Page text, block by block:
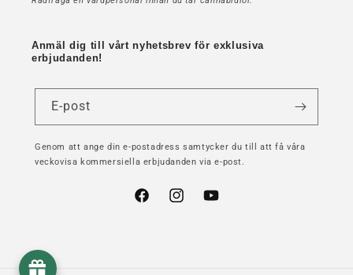
Anmäl dig till vårt nyhetsbrev för exklusiva
erbjudanden!
E-post
Genom att ange din e-postadress samtycker du till att få våra
veckovisa kommersiella erbjudanden via e-post.
FacebookInstagramYouTube